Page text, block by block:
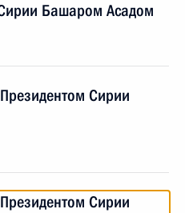
Башаром Асадом
Сирии
Сирии